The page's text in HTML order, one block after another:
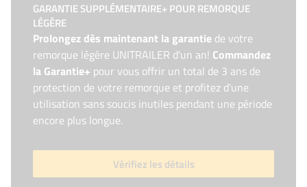
GARANTIE SUPPLÉMENTAIRE+ POUR REMORQUE
LÉGÈRE
Prolongez dès maintenant la garantie de votre
remorque légère UNITRAILER d'un an! Commandez
la Garantie+ pour vous offrir un total de 3 ans de
protection de votre remorque et profitez d'une
utilisation sans soucis inutiles pendant une période
encore plus longue.
Vérifiez les détails